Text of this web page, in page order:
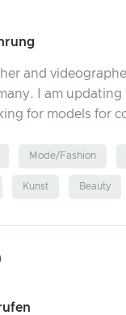
and
I am
for models for
Mode/Fashion
Kunst Beauty